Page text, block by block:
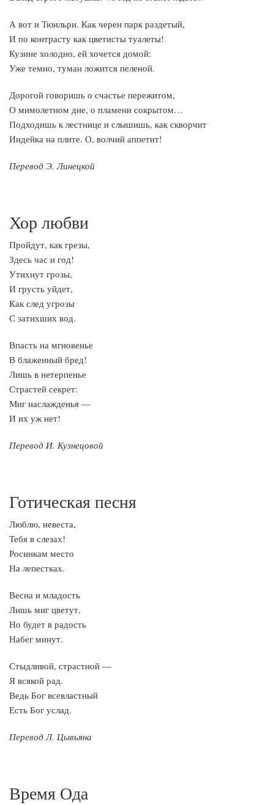
А вот и Тюильри. Как черен парк раздетый,
И по контрасту как цветисты туалеты!
Кузине холодно, ей хочется домой:
Уже темно, туман ложится пеленой.
Дорогой говоришь о счастье пережитом,
О мимолетном дне, о пламени сокрытом…
Подходишь к лестнице и слышишь, как скворчит
Индейка на плите. О, волчий аппетит!
Перевод Э. Линецкой
Хор любви
Пройдут, как грезы,
Здесь час и год!
Утихнут грозы,
И грусть уйдет,
Как след угрозы
С затихших вод.
Впасть на мгновенье
В блаженный бред!
Лишь в нетерпенье
Страстей секрет:
Миг наслажденья —
И их уж нет!
Перевод И. Кузнецовой
Готическая песня
Люблю, невеста,
Тебя в слезах!
Росинкам место
На лепестках.
Весна и младость
Лишь миг цветут,
Но будет в радость
Набег минут.
Стыдливой, страстной —
Я всякой рад.
Ведь Бог всевластный
Есть Бог услад.
Перевод Л. Цывьяна
Время Ода